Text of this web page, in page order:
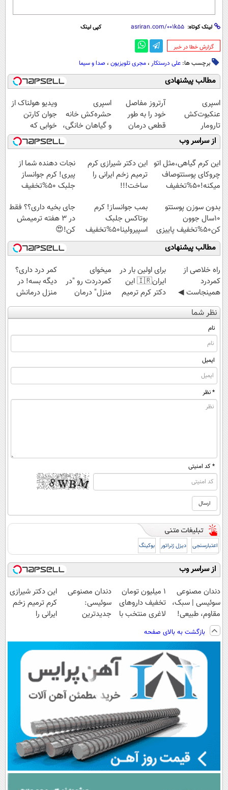
لینک کوتاه: کپی لینک
‌گزارش خطا در خبر
برچسب ها: علی درستکار ، مجری تلویزیون ، صدا و سیما
مطالب پیشنهادی
اسپری
عنکبوت‌‌کش
تارومار
ازبین‌برنده انواع
عنکبوت
آرتروز مفاصل
خود را به طور
قطعی درمان
کنید!
◗پرسش‌نامه◖
اسپری
حشره‌کش خانه
و گیاهان خانگی،
نابودکننده انواع
حشرات خانگی و
آفات
ویدیو هولناک از
جوان کارتن
خوابی که
میلیاردر شد.
آموزش رایگان
از سراسر وب
این کرم گیاهی،مثل اتو
چروکای پوستتوصاف
میکنه!50%تخفیف
این دکتر شیرازی کرم
ترمیم زخم ایرانی را
ساخت!!!
نجات دهنده شما از
پیری! کرم جوانساز
جلبک 50%تخفیف
بدون سوزن پوستتو
10سال جوون
کن50%تخفیف پاییزی
بمب جوانساز! کرم
بوتاکس جلبک
اسپیرولینا50%تخفیف
جای بخیه داری؟؟ فقط
در 3 هفته ترمیمش
کن!😍
مطالب پیشنهادی
‌راه خلاصی از
کمردرد
همینجاست ◀
فقط کافیه فرم
رو پر کنی!
برای اولین بار در
ایران🇮🇷 این
دکتر کرم ترمیم
کننده 23 روزه
ساخت!
میخوای
کمردردت رو "در
منزل" درمان
کنی؟ (◂فیلم +
◂پرسش‌نامه)
کمر درد داری؟
دیگه بسه! در
منزل درمانش
کن
(◀پرسش‌نامه)
نظر شما
نام
ایمیل
* نظر
* کد امنیتی
اعتبارسنجی دیزل ژنراتور بوکینگ
از سراسر وب
دندان مصنوعی
سوئیسی | سبک،
مقاوم، طبیعی!
ویزیت
رایگان+پرداخت
اقساطی😍
۱ میلیون تومان
تخفیف داروهای
لاغری منتخب با
داروخانه نزدیکت
دندان مصنوعی
سوئیسی:
جدیدترین
پرداخت قسطی
این دکتر شیرازی
کرم ترمیم زخم
ایرانی را
بازگشت به بالای صفحه